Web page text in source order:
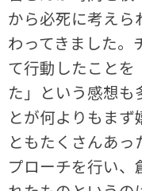
から必死に考えら
わってきました。
て行動したことを
た」という感想も
とが何よりもま
ともたくさんあ
プローチを行い、